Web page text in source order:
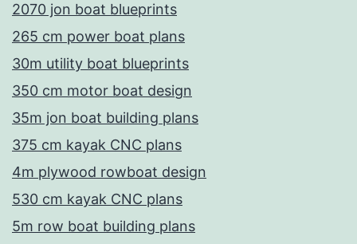
2070 jon boat blueprints
265 cm power boat plans
30m utility boat blueprints
350 cm motor boat design
35m jon boat building plans
375 cm kayak CNC plans
4m plywood rowboat design
530 cm kayak CNC plans
5m row boat building plans